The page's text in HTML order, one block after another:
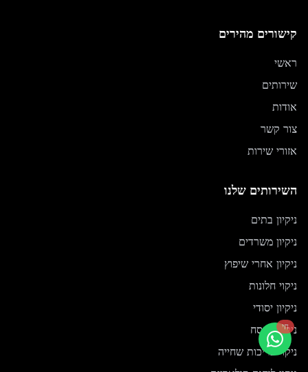
קישורים מהירים
ראשי
שירותים
אודות
צור קשר
אזורי שירות
השירותים שלנו
ניקיון בתים
ניקיון משרדים
ניקיון אחרי שיפוץ
ניקוי חלונות
ניקיון יסודי
ניקיון לפסח
ניקוי בריכות שחייה
חי